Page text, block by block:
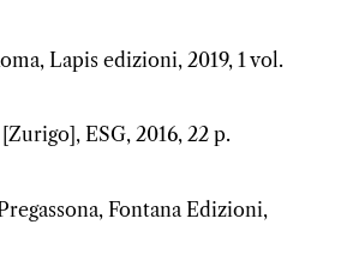
Lapis edizioni, 2019, 1 vol.
ESG, 2016, 22 p.
Fontana Edizioni,